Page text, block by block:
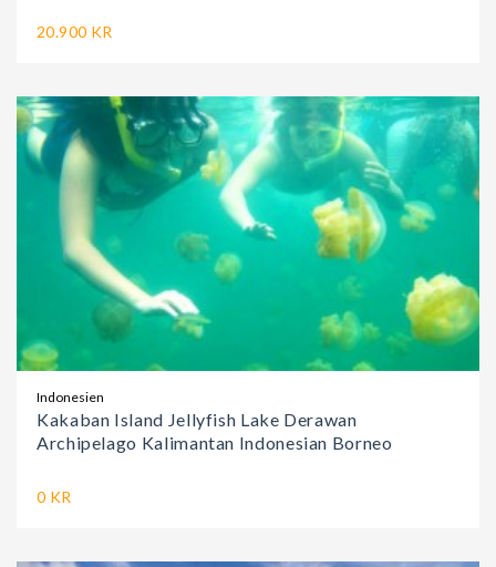
20.900 KR
Indonesien
Kakaban Island Jellyfish Lake Derawan
Archipelago Kalimantan Indonesian Borneo
0 KR